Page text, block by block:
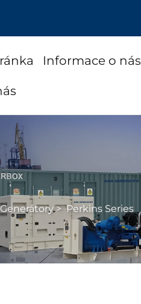
Informace o nás
>Perkins Series